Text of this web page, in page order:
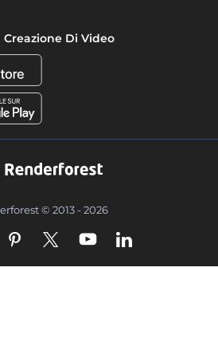
Creazione Di Video
© 2013 - 2026